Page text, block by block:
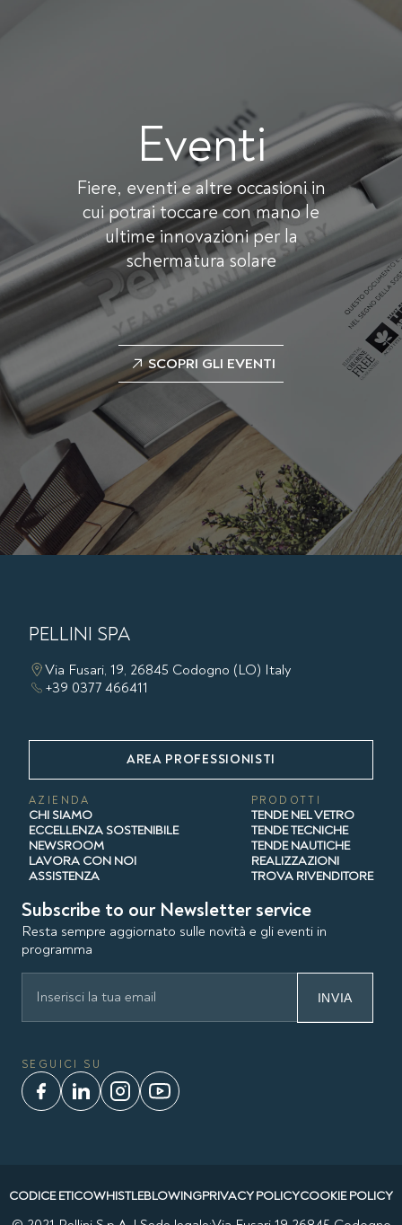
Eventi
Fiere, eventi e altre occasioni in
cui potrai toccare con mano le
ultime innovazioni per la
schermatura solare
SCOPRI GLI EVENTI
PELLINI SPA
Via Fusari, 19, 26845 Codogno (LO) Italy
+39 0377 466411
AREA PROFESSIONISTI
AZIENDA
CHI SIAMO
ECCELLENZA SOSTENIBILE
NEWSROOM
LAVORA CON NOI
ASSISTENZA
PRODOTTI
TENDE NEL VETRO
TENDE TECNICHE
TENDE NAUTICHE
REALIZZAZIONI
TROVA RIVENDITORE
Subscribe to our Newsletter service
Resta sempre aggiornato sulle novità e gli eventi in
programma
INVIA
SEGUICI SU
CODICE ETICOWHISTLEBLOWINGPRIVACY POLICYCOOKIE POLICY